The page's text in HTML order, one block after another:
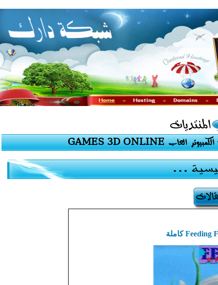
| العاب |
GAMES 3D ONLINE
|